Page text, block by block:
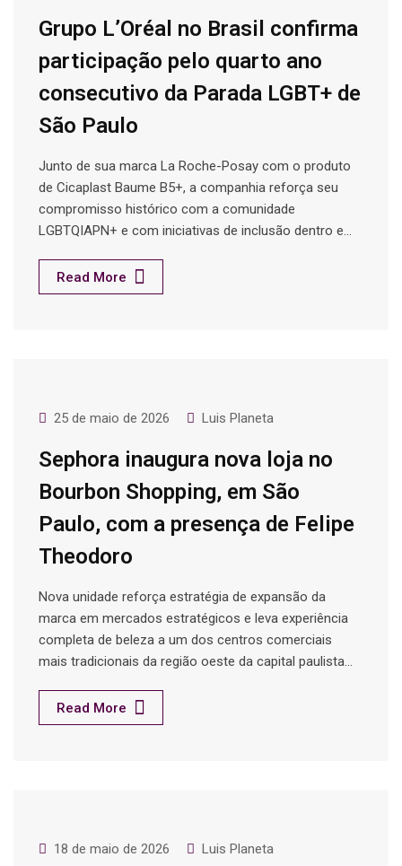
Grupo L’Oréal no Brasil confirma
participação pelo quarto ano
consecutivo da Parada LGBT+ de
São Paulo
Junto de sua marca La Roche-Posay com o produto
de Cicaplast Baume B5+, a companhia reforça seu
compromisso histórico com a comunidade
LGBTQIAPN+ e com iniciativas de inclusão dentro e…
Read More
25 de maio de 2026 Luis Planeta
Sephora inaugura nova loja no
Bourbon Shopping, em São
Paulo, com a presença de Felipe
Theodoro
Nova unidade reforça estratégia de expansão da
marca em mercados estratégicos e leva experiência
completa de beleza a um dos centros comerciais
mais tradicionais da região oeste da capital paulista…
Read More
18 de maio de 2026 Luis Planeta